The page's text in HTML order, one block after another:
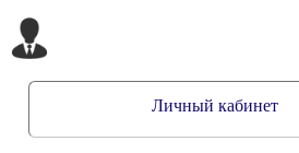
Личный кабинет